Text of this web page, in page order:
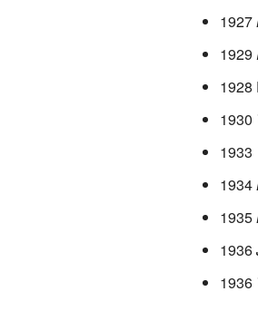
1927
1929
1928
1930
1933
1934
1935
1936
1936